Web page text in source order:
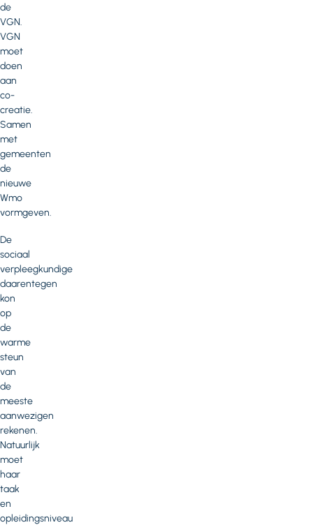
de
VGN.
VGN
moet
doen
aan
co-
creatie.
Samen
met
gemeenten
de
nieuwe
Wmo
vormgeven.
De
sociaal
verpleegkundige
daarentegen
kon
op
de
warme
steun
van
de
meeste
aanwezigen
rekenen.
Natuurlijk
moet
haar
taak
en
opleidingsniveau